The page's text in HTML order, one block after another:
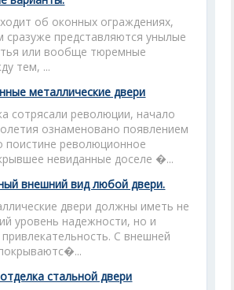
об оконных ограждениях,
представляются унылые
или вообще тюремные
тем, ...
металлические двери
сотрясали революции, начало
ознаменовано появлением
поистине революционное
невиданные доселе �...
внешний вид любой двери.
двери должны иметь не
уровень надежности, но и
С внешней
стальной двери